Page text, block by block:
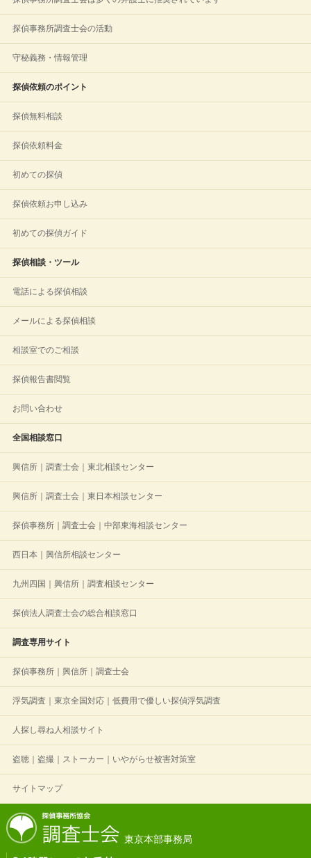
探偵事務所調査士会の活動
守秘義務・情報管理
探偵依頼のポイント
探偵無料相談
探偵依頼料金
初めての探偵
探偵依頼お申し込み
初めての探偵ガイド
探偵相談・ツール
電話による探偵相談
メールによる探偵相談
相談室でのご相談
探偵報告書閲覧
お問い合わせ
全国相談窓口
興信所｜調査士会｜東北相談センター
興信所｜調査士会｜東日本相談センター
探偵事務所｜調査士会｜中部東海相談センター
西日本｜興信所相談センター
九州四国｜興信所｜調査相談センター
探偵法人調査士会の総合相談窓口
調査専用サイト
探偵事務所｜興信所｜調査士会
浮気調査｜東京全国対応｜低費用で優しい探偵浮気調査
人探し尋ね人相談サイト
盗聴｜盗撮｜ストーカー｜いやがらせ被害対策室
サイトマップ
東京本部事務局